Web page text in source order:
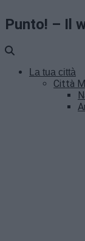
Punto! – Il
La tua città
Città